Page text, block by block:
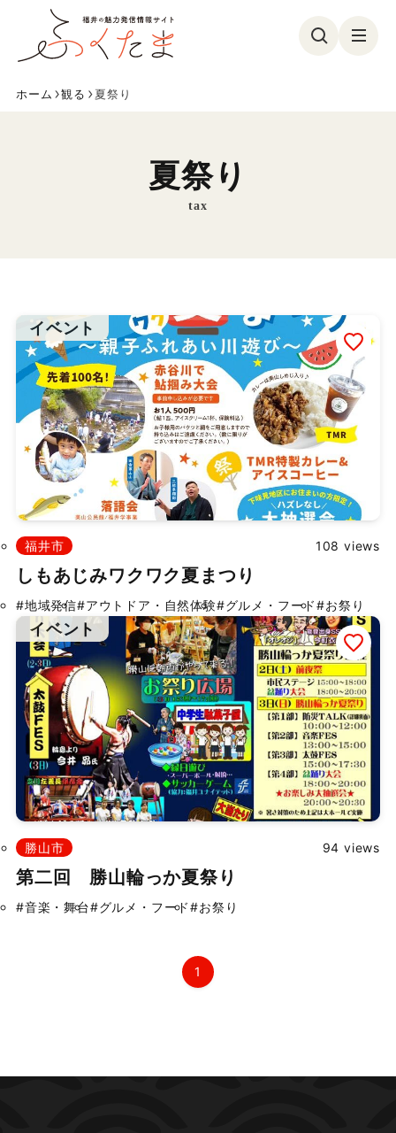
買う
お気に入り
ふくたまとは メンバー紹介 お問い合わせ
掲載依頼 プライバシーポリシー
©2026 ふくたま｜福井のグルメ・観光地の魅力発信情報サイト
Powered by TOROSSA.
ホーム 観る 夏祭り
夏祭り
tax
福井市 108 views
しもあじみワクワク夏まつり
#地域発信#アウトドア・自然体験#グルメ・フード#お祭り
イベント
勝山市 94 views
第二回 勝山輪っか夏祭り
#音楽・舞台#グルメ・フード#お祭り
イベント
1